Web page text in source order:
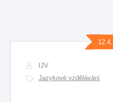
IJV
Jazykové vzdělávání